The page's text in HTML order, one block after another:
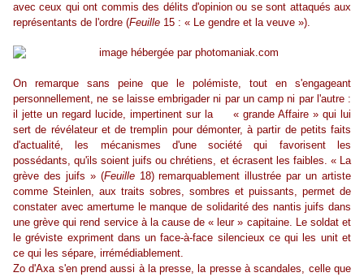
avec ceux qui ont commis des délits d'opinion ou se sont attaqués aux
représentants de l'ordre (Feuille 15 : « Le gendre et la veuve »).
On remarque sans peine que le polémiste, tout en s'engageant
personnellement, ne se laisse embrigader ni par un camp ni par l'autre :
il jette un regard lucide, impertinent sur la « grande Affaire » qui lui
sert de révélateur et de tremplin pour démonter, à partir de petits faits
d'actualité, les mécanismes d'une société qui favorisent les
possédants, qu'ils soient juifs ou chrétiens, et écrasent les faibles. « La
grève des juifs » (Feuille18) remarquablement illustrée par un artiste
comme Steinlen, aux traits sobres, sombres et puissants, permet de
constater avec amertume le manque de solidarité des nantis juifs dans
une grève qui rend service à la cause de « leur » capitaine. Le soldat et
le gréviste expriment dans un face-à-face silencieux ce qui les unit et
ce qui les sépare, irrémédiablement.
Zo d'Axa s'en prend aussi à la presse, la presse à scandales, celle que